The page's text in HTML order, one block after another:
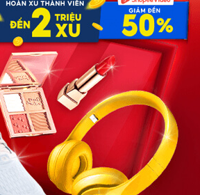
sau của anh, chị Thảo, đang
rồi buông một câu hờ hững: